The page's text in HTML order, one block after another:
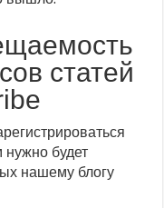
статей
будет
нашему блогу